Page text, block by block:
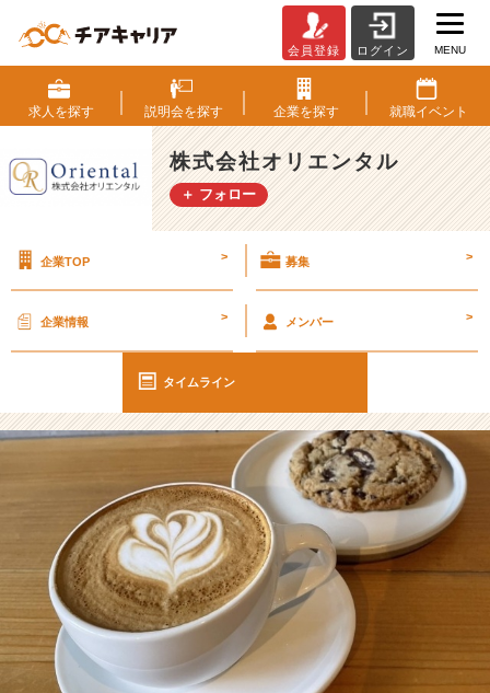
フ
レ
ッ
シ
ュ
の
「好
研
究
あ
る
式
会
社
オ
リ
エ
ン
ル
会員登録 ログイン MENU
求人を探す 説明会を探す 企業を探す 就職イベント
株式会社オリエンタル
＋ フォロー
企業TOP > 募集 >
企業情報 > メンバー >
タイムライン